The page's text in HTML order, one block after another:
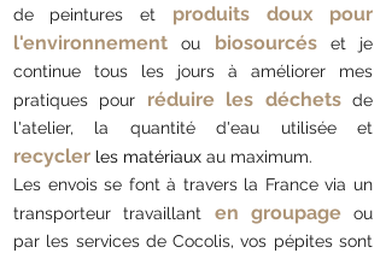
de peintures et
produits doux pour
l'environnement ou biosourcés
et je
continue tous les jours à améliorer mes
pratiques pour réduire les déchetsde
l'atelier, la quantité d'eau utilisée et
recycler les matériaux au maximum.
Les envois se font à travers la France via un
transporteur travaillant en groupage ou
par les services de Cocolis, vos pépites sont